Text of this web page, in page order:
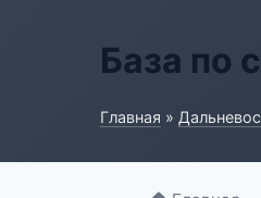
База по
Главная »